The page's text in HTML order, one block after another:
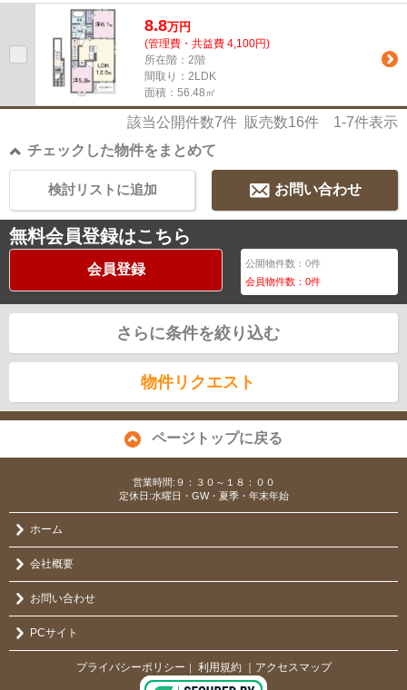
8.8万円
(管理費・共益費 4,100円)
所在階：2階
間取り：2LDK
面積：56.48㎡
該当公開件数7件 販売数16件 1-7件表示
チェックした物件をまとめて
お問い合わせ
検討リストに追加
無料会員登録はこちら
会員登録 公開物件数：0件
会員物件数：0件
さらに条件を絞り込む
物件リクエスト
ページトップに戻る
営業時間:９：３０～１８：００
定休日:水曜日・GW・夏季・年末年始
ホーム
会社概要
お問い合わせ
PCサイト
プライバシーポリシー ｜ 利用規約 ｜アクセスマップ